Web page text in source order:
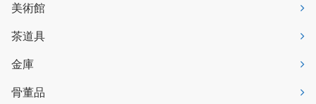
美術館
茶道具
金庫
骨董品